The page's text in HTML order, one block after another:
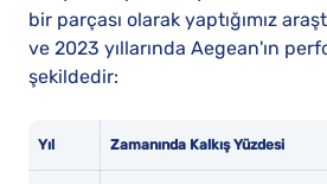
bir parçası olarak yaptığımız
ve 2023 yıllarında Aegean'ın
şekildedir:
Yıl Zamanında Kalkış Yüzdesi